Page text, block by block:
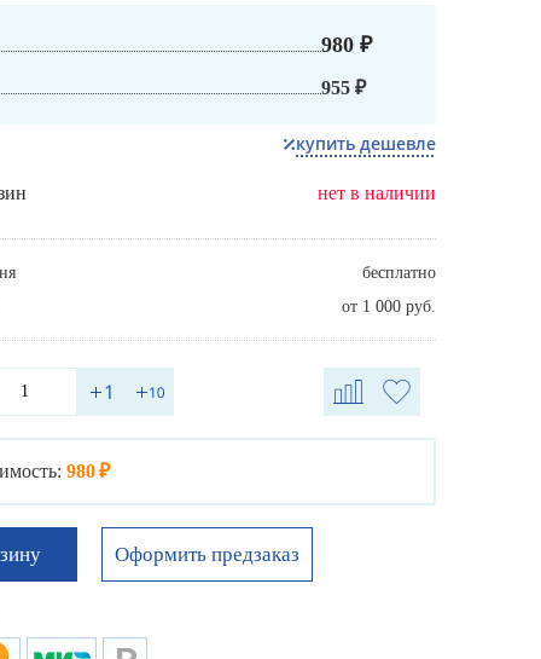
980 ₽
955 ₽
купить дешевле
нет в наличии
бесплатно
от 1 000 руб.
980 ₽
Оформить предзаказ